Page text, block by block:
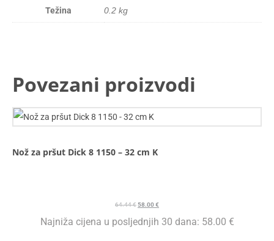
Težina 0.2 kg
Povezani proizvodi
Nož za pršut Dick 8 1150 – 32 cm K
64.44€58.00€
Najniža cijena u posljednjih 30 dana: 58.00 €